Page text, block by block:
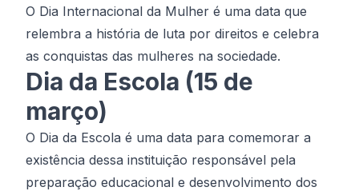
O Dia Internacional da Mulher é uma data que
relembra a história de luta por direitos e celebra
as conquistas das mulheres na sociedade.
Dia da Escola (15 de
março)
O Dia da Escola é uma data para comemorar a
existência dessa instituição responsável pela
preparação educacional e desenvolvimento dos